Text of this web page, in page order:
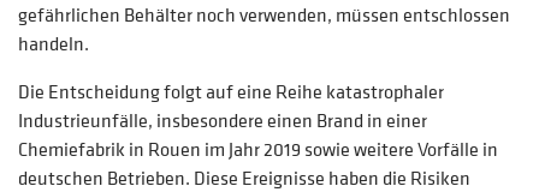
gefährlichen Behälter noch verwenden, müssen entschlossen
handeln.
Die Entscheidung folgt auf eine Reihe katastrophaler
Industrieunfälle, insbesondere einen Brand in einer
Chemiefabrik in Rouen im Jahr 2019 sowie weitere Vorfälle in
deutschen Betrieben. Diese Ereignisse haben die Risiken